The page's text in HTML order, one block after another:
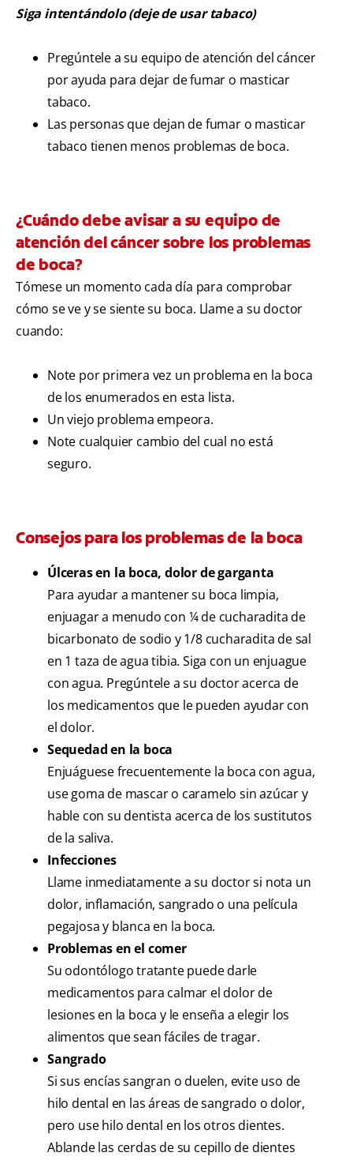
Siga intentándolo (deje de usar tabaco)
Pregúntele a su equipo de atención del cáncer
por ayuda para dejar de fumar o masticar
tabaco.
Las personas que dejan de fumar o masticar
tabaco tienen menos problemas de boca.
¿Cuándo debe avisar a su equipo de
atención del cáncer sobre los problemas
de boca?
Tómese un momento cada día para comprobar
cómo se ve y se siente su boca. Llame a su doctor
cuando:
Note por primera vez un problema en la boca
de los enumerados en esta lista.
Un viejo problema empeora.
Note cualquier cambio del cual no está
seguro.
Consejos para los problemas de la boca
Úlceras en la boca, dolor de garganta
Para ayudar a mantener su boca limpia,
enjuagar a menudo con ¼ de cucharadita de
bicarbonato de sodio y 1/8 cucharadita de sal
en 1 taza de agua tibia. Siga con un enjuague
con agua. Pregúntele a su doctor acerca de
los medicamentos que le pueden ayudar con
el dolor.
Sequedad en la boca
Enjuáguese frecuentemente la boca con agua,
use goma de mascar o caramelo sin azúcar y
hable con su dentista acerca de los sustitutos
de la saliva.
Infecciones
Llame inmediatamente a su doctor si nota un
dolor, inflamación, sangrado o una película
pegajosa y blanca en la boca.
Problemas en el comer
Su odontólogo tratante puede darle
medicamentos para calmar el dolor de
lesiones en la boca y le enseña a elegir los
alimentos que sean fáciles de tragar.
Sangrado
Si sus encías sangran o duelen, evite uso de
hilo dental en las áreas de sangrado o dolor,
pero use hilo dental en los otros dientes.
Ablande las cerdas de su cepillo de dientes